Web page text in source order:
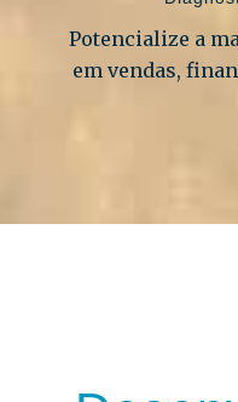
Potencialize a
em vendas,